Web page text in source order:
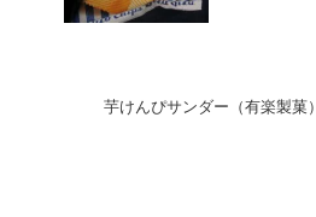
芋けんぴサンダー（有楽製菓）